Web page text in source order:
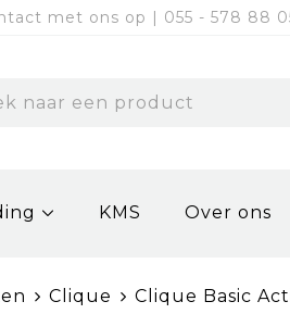
met ons op | 055 - 578 88
KMS Over ons
Clique Clique Basic